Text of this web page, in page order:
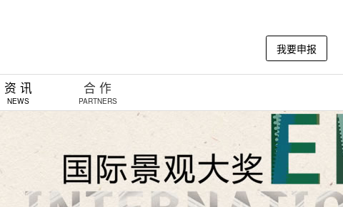
我要申报
资 讯
NEWS
合 作
PARTNERS